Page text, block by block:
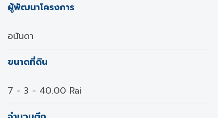
ผู้พัฒนาโครงการ
อนันดา
ขนาดที่ดิน
7 - 3 - 40.00 Rai